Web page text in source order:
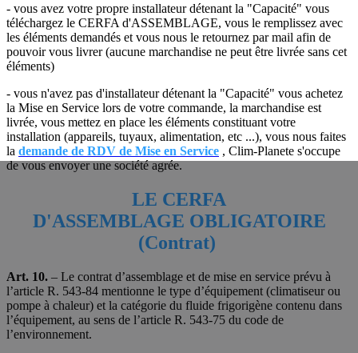
- vous avez votre propre installateur détenant la "Capacité" vous
téléchargez le CERFA d'ASSEMBLAGE, vous le remplissez avec
les éléments demandés et vous nous le retournez par mail afin de
pouvoir vous livrer (aucune marchandise ne peut être livrée sans cet
éléments)
- vous n'avez pas d'installateur détenant la "Capacité" vous achetez
la Mise en Service lors de votre commande, la marchandise est
livrée, vous mettez en place les éléments constituant votre
installation (appareils, tuyaux, alimentation, etc ...), vous nous faites
la demande de RDV de Mise en Service , Clim-Planete s'occupe
de vous envoyer une société agrée.
LE CERFA
D'ASSEMBLAGE OBLIGATOIRE
(Contrat)
Art. 10. – Le contrat d’assemblage et de mise en service prévu à
l’article R. 543-84 mentionne le type d’équipement (climatiseur ou
pompe à chaleur) et la catégorie du fluide frigorigène contenu dans
l’équipement, au sens de l’article R. 543-75 du code de
l’environnement.